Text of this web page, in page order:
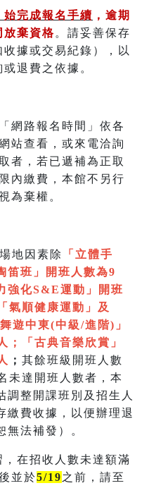
始完成報名手續 ，逾期
放棄資格。請妥善保存
據或交易紀錄），以
退費之依據。
網路報名時間」依各
站查看，或來電洽詢
者，若已遞補為正取
內繳費，本館不另行
為棄權。
地因素除
「立體手
笛班」開班人數為9
強化S&E運動」開班
氣順健康運動」及
遊中東(中級/進階)」
； 「 古典音樂欣賞 」
； 其餘班級開班人數
未達開班人數者，本
調整開課班別及招生人
繳費收據，以便辦理退
無法補發）。
在招收人數未達額滿
並於5/19之前，請至